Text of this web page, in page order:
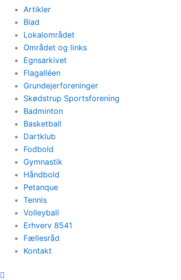
Artikler
Blad
Lokalområdet
Området og links
Egnsarkivet
Flagalléen
Grundejerforeninger
Skødstrup Sportsforening
Badminton
Basketball
Dartklub
Fodbold
Gymnastik
Håndbold
Petanque
Tennis
Volleyball
Erhverv 8541
Fællesråd
Kontakt